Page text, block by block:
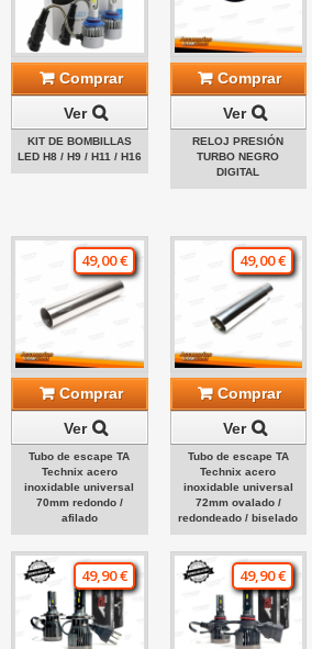
Comprar
Ver
KIT DE BOMBILLAS
LED H8 / H9 / H11 / H16
Comprar
Ver
RELOJ PRESIÓN
TURBO NEGRO
DIGITAL
49,00 €
Comprar
Ver
Tubo de escape TA
Technix acero
inoxidable universal
70mm redondo /
afilado
49,00 €
Comprar
Ver
Tubo de escape TA
Technix acero
inoxidable universal
72mm ovalado /
redondeado / biselado
49,90 € 49,90 €